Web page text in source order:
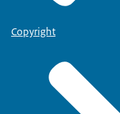
Copyright